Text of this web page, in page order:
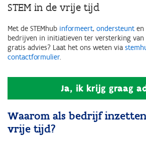
STEM in de vrije tijd
Met de STEMhub informeert, ondersteunten
bedrijven in initiatieven ter versterking van
gratis advies? Laat het ons weten via
contactformulier.
Ja, ik krijg graag
Waarom als bedrijf inzetten
vrije tijd?